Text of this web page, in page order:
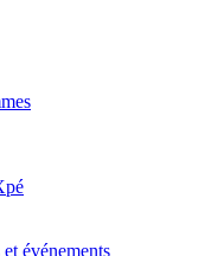
événements